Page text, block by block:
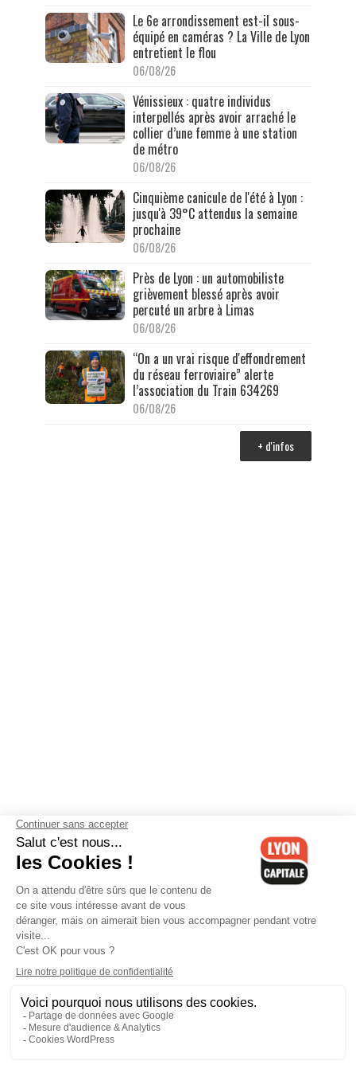
Le 6e arrondissement est-il sous-
équipé en caméras ? La Ville de Lyon
entretient le flou
06/08/26
Vénissieux : quatre individus
interpellés après avoir arraché le
collier d’une femme à une station
de métro
06/08/26
Cinquième canicule de l'été à Lyon :
jusqu'à 39°C attendus la semaine
prochaine
06/08/26
Près de Lyon : un automobiliste
grièvement blessé après avoir
percuté un arbre à Limas
06/08/26
“On a un vrai risque d'effondrement
du réseau ferroviaire” alerte
l’association du Train 634269
06/08/26
+ d'infos
Contactez-nous-Mentions légales-CGV-Politique de
confidentialité-Gestion des cookies